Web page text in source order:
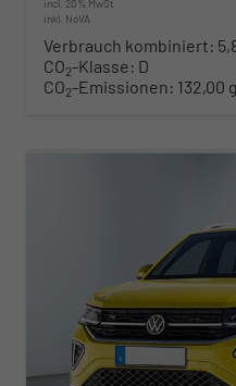
incl. 20% MwSt.
inkl. NoVA
Verbrauch kombiniert:
CO2-Klasse: D
CO2-Emissionen: 132,00